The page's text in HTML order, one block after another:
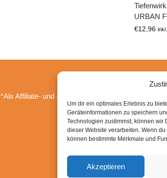
Um dir ein optimales Erlebnis zu
Geräteinformationen zu speichern
Technologien zustimmst, können
dieser Website verarbeiten. Wenn
können bestimmte Merkmale und
Akzeptieren
URBAN
€12,96
*Als Affiliate- und -Ebay/Amazon-Partner verdiene